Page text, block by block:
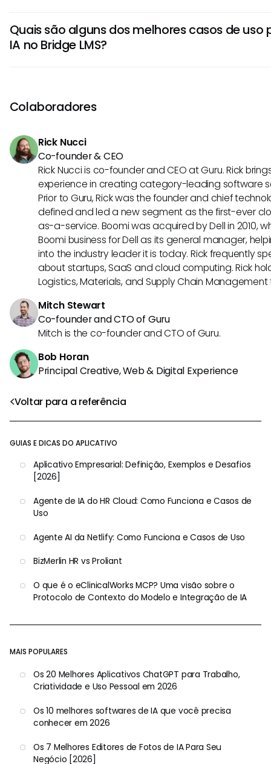
Voltar para a referência
GUIAS E DICAS DO APLICATIVO
Aplicativo Empresarial: Definição, Exemplos e Desafios
[2026]
Agente de IA do HR Cloud: Como Funciona e Casos de
Uso
Agente AI da Netlify: Como Funciona e Casos de Uso
BizMerlin HR vs Proliant
O que é o eClinicalWorks MCP? Uma visão sobre o
Protocolo de Contexto do Modelo e Integração de IA
MAIS POPULARES
Os 20 Melhores Aplicativos ChatGPT para Trabalho,
Criatividade e Uso Pessoal em 2026
Os 10 melhores softwares de IA que você precisa
conhecer em 2026
Os 7 Melhores Editores de Fotos de IA Para Seu
Negócio [2026]
aprendizes, taxas de retenção mais altas e insights
de dados. Agentes de IA podem se adaptar ao
Quais são alguns dos melhores casos de uso
IA no Bridge LMS?
usuários no Bridge LMS. Eles se destacam em cenários
funcionários, treinamento de habilidades, rastreamento
Colaboradores
Rick Nucci
Co-founder & CEO
Rick Nucci is co-founder and CEO at Guru. Rick
experience in creating category-leading software
Prior to Guru, Rick was the founder and chief
defined and led a new segment as the first-ever
as-a-service. Boomi was acquired by Dell in 2010,
Boomi business for Dell as its general manager,
into the industry leader it is today. Rick frequently
about startups, SaaS and cloud computing. Rick
Logistics, Materials, and Supply Chain Management
Mitch Stewart
Co-founder and CTO of Guru
Mitch is the co-founder and CTO of Guru.
Bob Horan
Principal Creative, Web & Digital Experience